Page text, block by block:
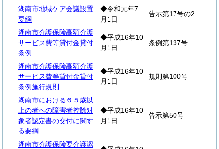
湖南市地域ケア会議設置
要綱
◆令和元年7
月1日
告示第17号の2
湖南市介護保険高額介護
サービス費等貸付金貸付
条例
◆平成16年10
月1日
条例第137号
湖南市介護保険高額介護
サービス費等貸付金貸付
条例施行規則
◆平成16年10
月1日
規則第100号
湖南市における６５歳以
上の者への障害者控除対
象者認定書の交付に関す
る要綱
◆平成16年10
月1日
告示第50号
湖南市介護保険要介護認